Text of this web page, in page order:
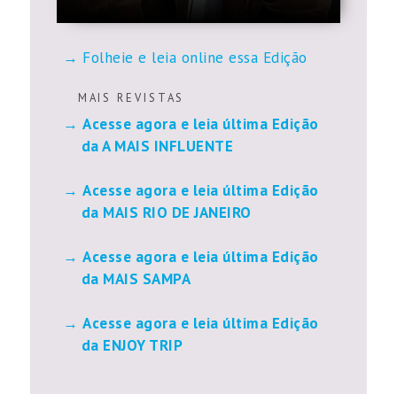
Folheie e leia online essa Edição
M A I S R E V I S T A S
Acesse agora e leia última Edição
da A MAIS INFLUENTE
Acesse agora e leia última Edição
da MAIS RIO DE JANEIRO
Acesse agora e leia última Edição
da MAIS SAMPA
Acesse agora e leia última Edição
da ENJOY TRIP